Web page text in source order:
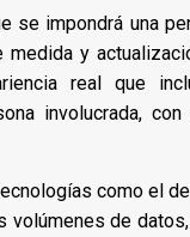
se impondrá una
medida y
real que
involucrada,
como el
volúmenes de